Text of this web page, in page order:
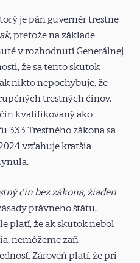
je pán guvernér trestne
ak, pretože na základe
v rozhodnutí Generálnej
že sa tento skutok
nikto nepochybuje, že
trestných činov.
kvalifikovaný ako
333 Trestného zákona sa
vzťahuje kratšia
čin bez zákona, žiaden
právneho štátu,
platí, že ak skutok nebol
nemôžeme zaň
Zároveň platí, že pri